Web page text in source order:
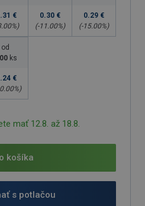
€
%)
0.30 €
(-11.00%)
0.29 €
(-15.00%)
od
ks
€
%)
mať 12.8. až 18.8.
košíka
s potlačou